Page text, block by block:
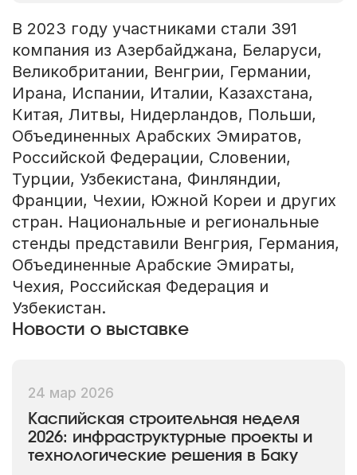
В 2023 году участниками стали 391
компания из Азербайджана, Беларуси,
Великобритании, Венгрии, Германии,
Ирана, Испании, Италии, Казахстана,
Китая, Литвы, Нидерландов, Польши,
Объединенных Арабских Эмиратов,
Российской Федерации, Словении,
Турции, Узбекистана, Финляндии,
Франции, Чехии, Южной Кореи и других
стран. Национальные и региональные
стенды представили Венгрия, Германия,
Объединенные Арабские Эмираты,
Чехия, Российская Федерация и
Узбекистан.
Новости о выставке
24 мар 2026
Каспийская строительная неделя
2026: инфраструктурные проекты и
технологические решения в Баку